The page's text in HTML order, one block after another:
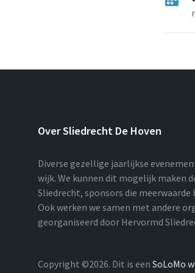
Over Sliedrecht De Hoven
Diverse gezellige jaarlijkse
wijk. We kunnen dit mogelijk maken
Sliedrecht, sponsors die
Ook werken we samen met andere
georganiseerd door Hervormd
Copyright ©2026. Dit is een SoLoMo